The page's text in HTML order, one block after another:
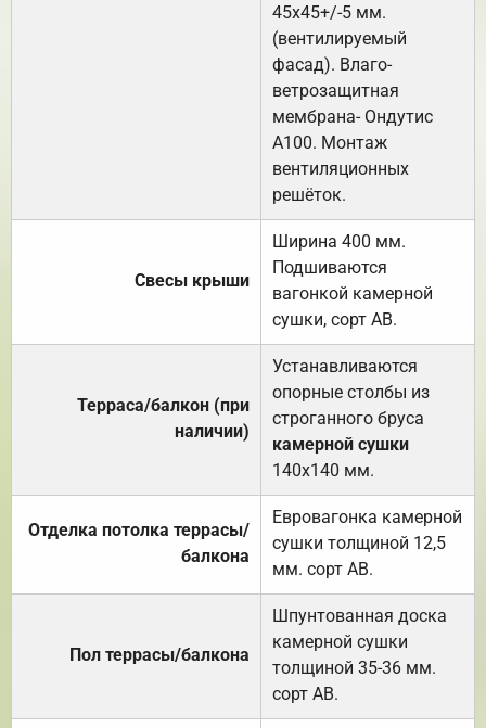
45х45+/-5 мм.
(вентилируемый
фасад). Влаго-
ветрозащитная
мембрана- Ондутис
А100. Монтаж
вентиляционных
решёток.
Свесы крыши
Ширина 400 мм.
Подшиваются
вагонкой камерной
сушки, сорт АВ.
Терраса/балкон (при
наличии)
Устанавливаются
опорные столбы из
строганного бруса
камерной сушки
140х140 мм.
Отделка потолка террасы/
балкона
Евровагонка камерной
сушки толщиной 12,5
мм. сорт АВ.
Пол террасы/балкона
Шпунтованная доска
камерной сушки
толщиной 35-36 мм.
сорт АВ.